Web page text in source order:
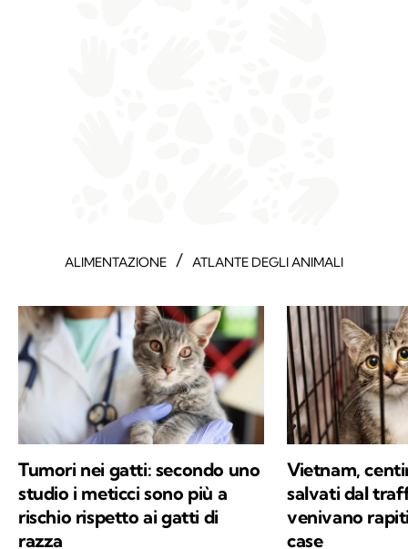
ALIMENTAZIONE / ATLANTE DEGLI ANIMALI
Tumori nei gatti: secondo uno
studio i meticci sono più a
rischio rispetto ai gatti di
razza
Vietnam,
salvati dal
venivano
case